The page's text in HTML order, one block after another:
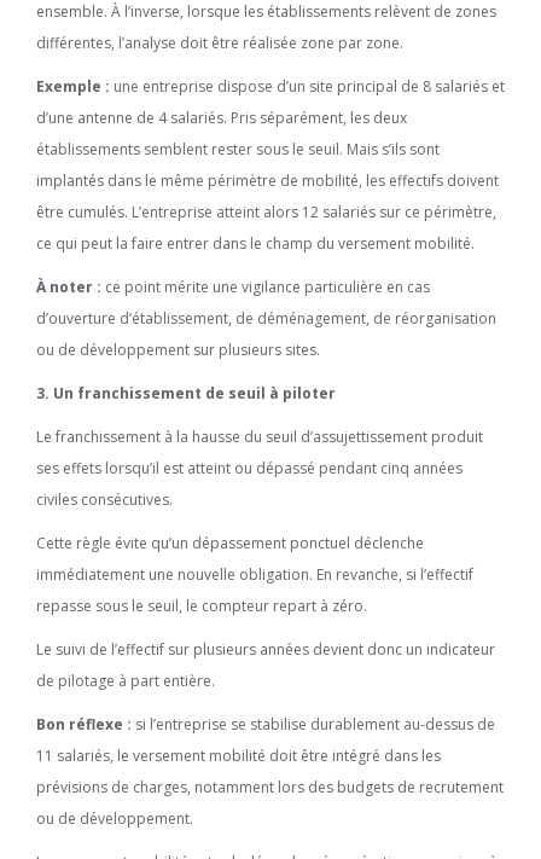
ensemble. À l’inverse, lorsque les établissements relèvent de zones
différentes, l’analyse doit être réalisée zone par zone.
Exemple : une entreprise dispose d’un site principal de 8 salariés et
d’une antenne de 4 salariés. Pris séparément, les deux
établissements semblent rester sous le seuil. Mais s’ils sont
implantés dans le même périmètre de mobilité, les effectifs doivent
être cumulés. L’entreprise atteint alors 12 salariés sur ce périmètre,
ce qui peut la faire entrer dans le champ du versement mobilité.
À noter : ce point mérite une vigilance particulière en cas
d’ouverture d’établissement, de déménagement, de réorganisation
ou de développement sur plusieurs sites.
3. Un franchissement de seuil à piloter
Le franchissement à la hausse du seuil d’assujettissement produit
ses effets lorsqu’il est atteint ou dépassé pendant cinq années
civiles consécutives.
Cette règle évite qu’un dépassement ponctuel déclenche
immédiatement une nouvelle obligation. En revanche, si l’effectif
repasse sous le seuil, le compteur repart à zéro.
Le suivi de l’effectif sur plusieurs années devient donc un indicateur
de pilotage à part entière.
Bon réflexe : si l’entreprise se stabilise durablement au-dessus de
11 salariés, le versement mobilité doit être intégré dans les
prévisions de charges, notamment lors des budgets de recrutement
ou de développement.